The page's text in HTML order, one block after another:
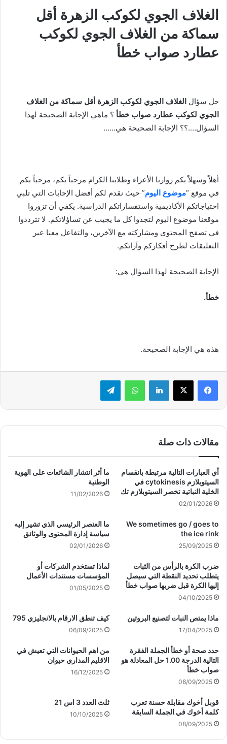
الغلاف الجوي لكوكب الزهرة أقل
سماكة من الغلاف الجوي لكوكب
عطارد صواب خطأ
حل سؤال الغلاف الجوي لكوكب الزهرة أقل سماكة من الغلاف
الجوي لكوكب عطارد صواب خطأ ؟ ماهي الإجابة الصحيحة لهذا
السؤال….؟؟ الإجابة الصحيحة هي……
أهلاً وسهلاً بكم زوارنا الأعزاء وطلابنا الكرام مرحباً بكم، مرحباً بكم
في موقع “موضوع اليوم” حيث نقدم لكم أفضل الإجابات التي تلبي
احتياجاتكم الأكاديمية واستفساراتكم الدراسية. يكفي أن تزوروا
موقعنا موضوع اليوم لتجدوا كل ما يجيب عن تساؤلاتكم. لا تترددوا
في تصفح المحتوى ومشاركته مع الآخرين، والتفاعل معنا عبر
التعليقات لطرح أفكاركم وآرائكم.
الإجابة الصحيحة لهذا السؤال هي:
خطأ.
هذه هي الإجابة الصحيحة.
لينكدإن واتساب تيلقرام
مقالات ذات صلة
أي العبارات التالية مرتبطة بانقسام
السيتوبلازم cytokinesis في
الخلية النباتية تخصر السيتوبلازم تك
02/01/2026
ما أثر انتشار الشائعات على الهوية
الوطنية
11/02/2026
We sometimes go / goes to
the ice rink
25/09/2025
ما العنصر الرئيسي الذي تشير إليه
سياسة إدارة المحتوى والوثائق
02/01/2026
ضرب الكرة بالرأس من الثبات
يتطلب تحديد النقطة التي سيصل
إليها الكرة قبل ضربها صواب خطأ
04/10/2025
لماذا تستخدم الشركات أو
المؤسسات مستندات الأعمال
01/05/2025
ماذا يمتص النبات لتصنيع البروتين
17/04/2025
كيف تنطق الارقام بالانجليزي 795
06/09/2025
حدد صحة أو خطأ الجملة الفقرة
التالية الدرجة 1.00 حل المعادلة هو
صواب خطأ
08/09/2025
من اهم الحيوانات التي تعيش في
الاقليم المداري حيوان
16/12/2025
قوبل أخوك مقابلة حسنة تعرب
كلمة أخوك في الجملة السابقة
08/09/2025
ثلث العدد 3 اس 21
10/10/2025